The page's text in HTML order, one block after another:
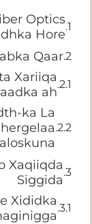
Optics
Hore
Qaar
Xariiqa
ah
ka La
Xaqiiqda
Siggida
Xididka